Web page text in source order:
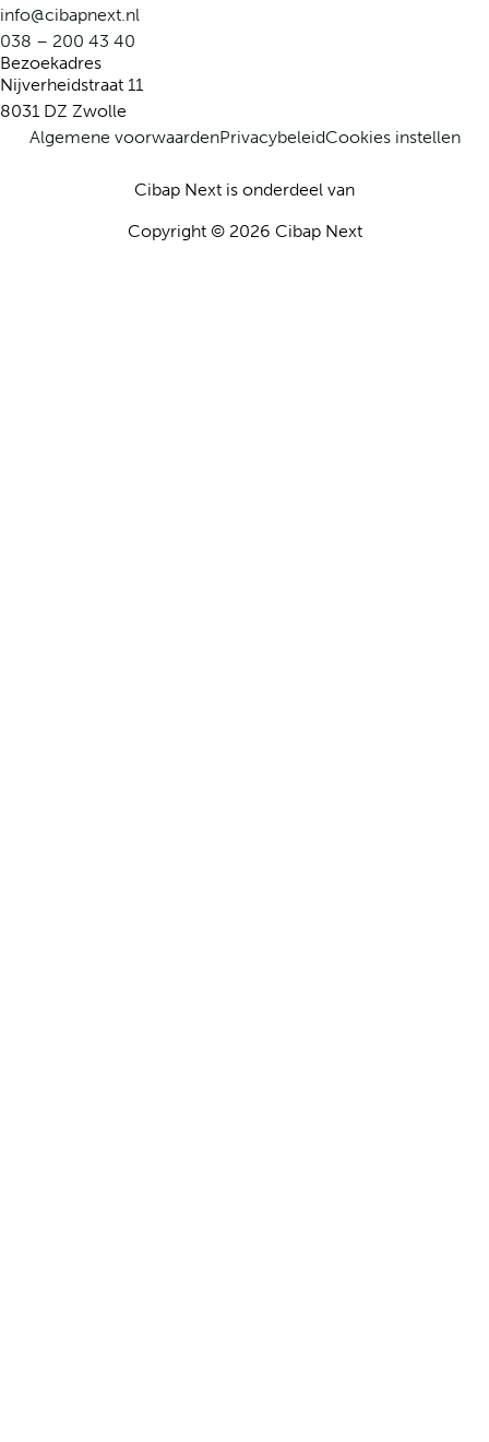
info@cibapnext.nl
038 – 200 43 40
Bezoekadres
Nijverheidstraat 11
8031 DZ Zwolle
Algemene voorwaardenPrivacybeleidCookies instellen
Cibap Next is onderdeel van
Copyright © 2026 Cibap Next